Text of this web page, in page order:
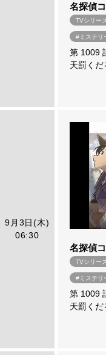
名探偵
TVシリー
#ミステリ
第 1009
天罰くだ
9月3日(木)
06:30
名探偵
TVシリー
#ミステリ
第 1009
天罰くだ